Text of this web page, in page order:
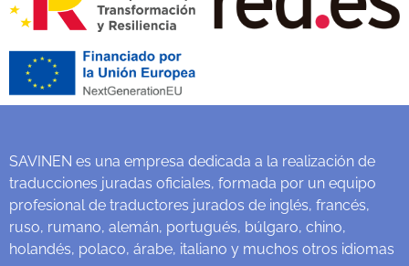
SAVINEN es una empresa dedicada a la realización de
traducciones juradas oficiales, formada por un equipo
profesional de traductores jurados de inglés, francés,
ruso, rumano, alemán, portugués, búlgaro, chino,
holandés, polaco, árabe, italiano y muchos otros idiomas